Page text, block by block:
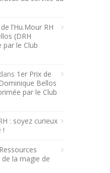
l’Hu.Mour RH
(DRH
par le Club
dans 1er Prix de
Bellos
par le Club
: soyez curieux
!
la magie de